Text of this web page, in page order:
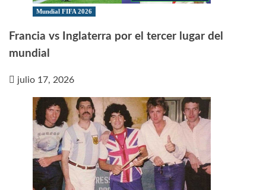
Mundial FIFA 2026
Francia vs Inglaterra por el tercer lugar del
mundial
julio 17, 2026